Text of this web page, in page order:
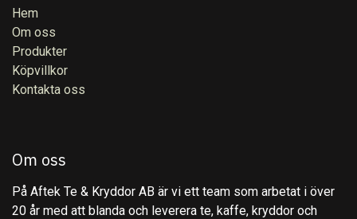
Hem
Om oss
Produkter
Köpvillkor
Kontakta oss
Om oss
På Aftek Te & Kryddor AB är vi ett team som arbetat i över
20 år med att blanda och leverera te, kaffe, kryddor och